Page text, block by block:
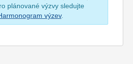
plánované výzvy sledujte
výzev.